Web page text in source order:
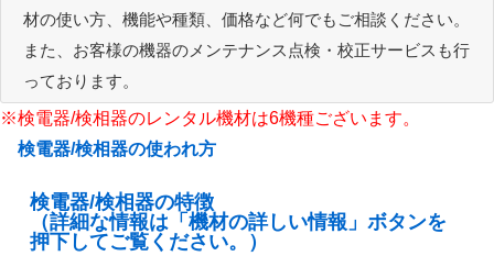
材の使い方、機能や種類、価格など何でもご相談ください。
また、お客様の機器のメンテナンス点検・校正サービスも行
っております。
※検電器/検相器のレンタル機材は6機種ございます。
検電器/検相器の使われ方
検電器/検相器の特徴
（詳細な情報は「機材の詳しい情報」ボタンを
押下してご覧ください。）